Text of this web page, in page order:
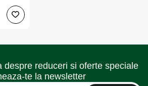
despre reduceri si oferte speciale
te la newsletter